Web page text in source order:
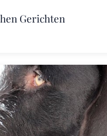
Gerichten